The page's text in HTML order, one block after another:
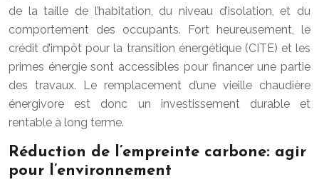
de la taille de l’habitation, du niveau d’isolation, et du
comportement des occupants. Fort heureusement, le
crédit d’impôt pour la transition énergétique (CITE) et les
primes énergie sont accessibles pour financer une partie
des travaux. Le remplacement d’une vieille chaudière
énergivore est donc un investissement durable et
rentable à long terme.
Réduction de l’empreinte carbone: agir
pour l’environnement